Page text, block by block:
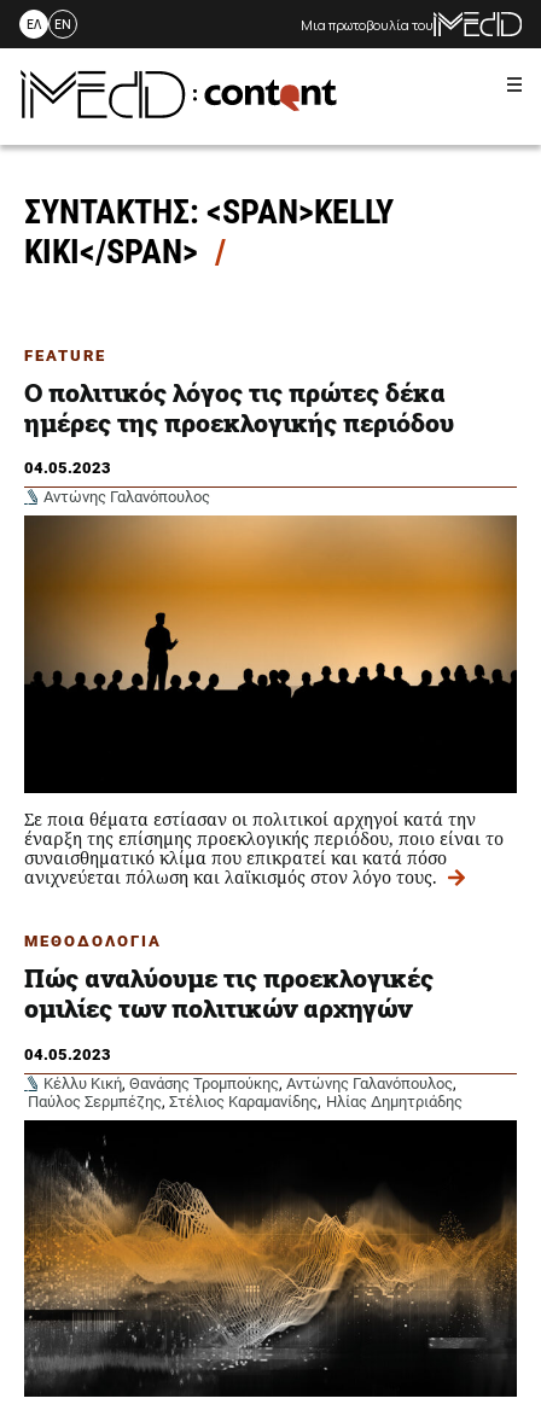
Skip
content
ΕΛ EN Μια πρωτοβουλία του
ΣΥΝΤΑΚΤΗΣ: <SPAN>KELLY
KIKI</SPAN>
FEATURE
Ο πολιτικός λόγος τις πρώτες δέκα
ημέρες της προεκλογικής περιόδου
04.05.2023
Αντώνης Γαλανόπουλος
Σε ποια θέματα εστίασαν οι πολιτικοί αρχηγοί κατά την
έναρξη της επίσημης προεκλογικής περιόδου, ποιο είναι το
συναισθηματικό κλίμα που επικρατεί και κατά πόσο
ανιχνεύεται πόλωση και λαϊκισμός στον λόγο τους.
ΜΕΘΟΔΟΛΟΓΙΑ
Πώς αναλύουμε τις προεκλογικές
ομιλίες των πολιτικών αρχηγών
04.05.2023
Κέλλυ Κική, Θανάσης Τρομπούκης, Αντώνης Γαλανόπουλος,
Παύλος Σερμπέζης, Στέλιος Καραμανίδης, Ηλίας Δημητριάδης